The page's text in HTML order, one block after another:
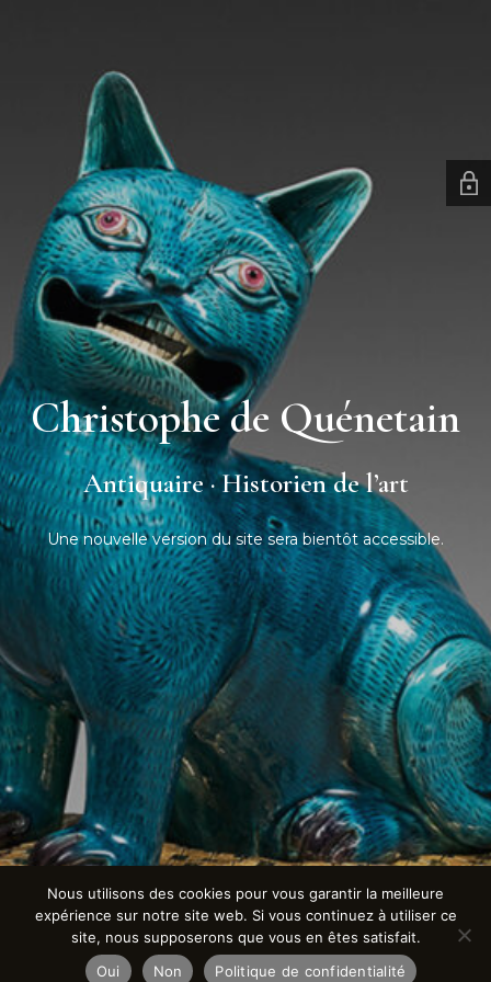
Christophe de Quénetain
Antiquaire · Historien de l’art
Une nouvelle version du site sera bientôt accessible.
Nous utilisons des cookies pour vous garantir la meilleure
expérience sur notre site web. Si vous continuez à utiliser ce
site, nous supposerons que vous en êtes satisfait.
Oui
Non Politique de confidentialité